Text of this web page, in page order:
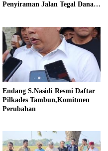
Penyiraman Jalan Tegal Danas
Endang S.Nasidi Resmi Daftar
Pilkades Tambun,Komitmen
Perubahan